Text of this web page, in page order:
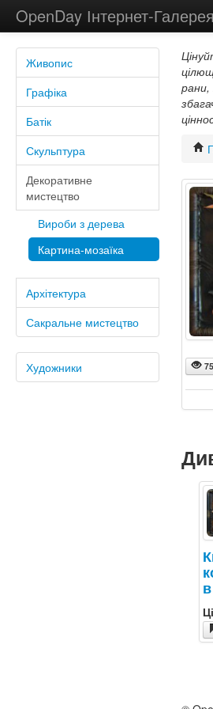
OpenDay Інтернет-Галерея
Живопис
Графіка
Батік
Скульптура
Декоративне
мистецтво
Вироби з дерева
Картина-мозаїка
Архітектура
Сакральне мистецтво
Художники